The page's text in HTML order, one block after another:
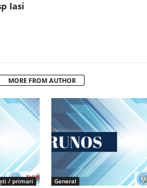
Iasi
MORE FROM AUTHOR
/ primari General